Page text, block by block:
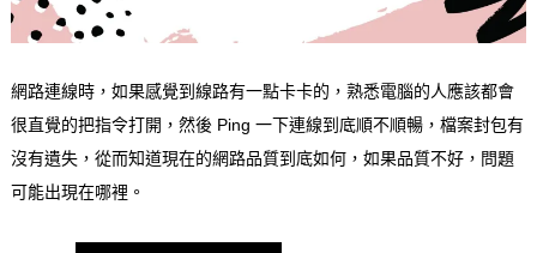
網路連線時，如果感覺到線路有一點卡卡的，熟悉電腦的人應該都會
很直覺的把指令打開，然後 Ping 一下連線到底順不順暢，檔案封包有
沒有遺失，從而知道現在的網路品質到底如何，如果品質不好，問題
可能出現在哪裡。